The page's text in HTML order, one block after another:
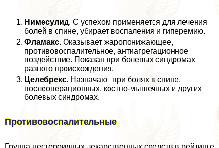
Нимесулид. С успехом применяется для лечения
болей в спине, убирает воспаления и гиперемию.
Фламакс. Оказывает жаропонижающее,
противовоспалительное, антиагрегационное
воздействие. Показан при болевых синдромах
разного происхождения.
Целебрекс. Назначают при болях в спине,
послеоперационных, костно-мышечных и других
болевых синдромах.
Противовоспалительные­
Группа нестероидных лекарственных средств в рейтинге